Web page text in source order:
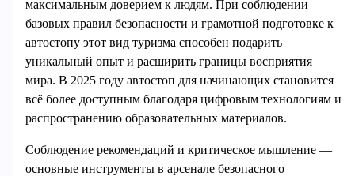
максимальным доверием к людям. При соблюдении
базовых правил безопасности и грамотной подготовке к
автостопу этот вид туризма способен подарить
уникальный опыт и расширить границы восприятия
мира. В 2025 году автостоп для начинающих становится
всё более доступным благодаря цифровым технологиям и
распространению образовательных материалов.
Соблюдение рекомендаций и критическое мышление —
основные инструменты в арсенале безопасного